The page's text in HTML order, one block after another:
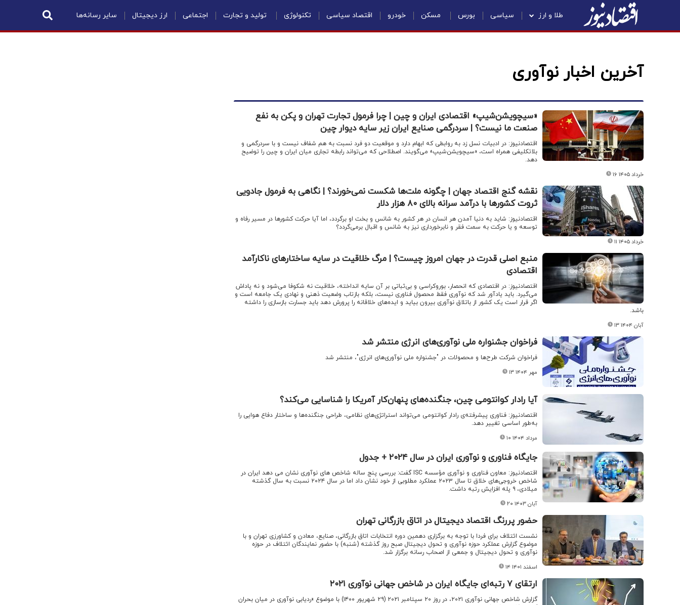
طلا و ارز سیاسی بورس مسکن خودرو اقتصاد سیاسی تکنولوژی تولید و تجارت اجتماعی ارز دیجیتال سایر رسانه‌ها
آخرین اخبار نوآوری
«سیچویشن‌شیپ» اقتصادی ایران و چین | چرا فرمول تجارت تهران و پکن به نفع
صنعت ما نیست؟ | سردرگمی صنایع ایران زیر سایه دیوار چین
اقتصادنیوز: در ادبیات نسل زد به روابطی که ابهام دارد و موقعیت دو فرد نسبت به هم شفاف نیست و با سردرگمی و
بلاتکلیفی همراه است، «سیچویشن‌شیپ» می‌گویند. اصطلاحی که می‌تواند رابطه تجاری میان ایران و چین را توضیح
دهد.
۱۶ خرداد ۱۴۰۵
نقشه گنج اقتصاد جهان | چگونه ملت‌ها شکست نمی‌خورند؟ | نگاهی به فرمول جادویی
ثروت کشورها با درآمد سرانه بالای ۸۰ هزار دلار
اقتصادنیوز: شاید به دنیا آمدن هر انسان در هر کشور به شانس و بخت او برگردد، اما آیا حرکت کشورها در مسیر رفاه و
توسعه و یا حرکت به سمت فقر و نابرخورداری نیز به شانس و اقبال برمی‌گردد؟
۱۱ خرداد ۱۴۰۵
منبع اصلی قدرت در جهان امروز چیست؟ | مرگ خلاقیت در سایه ساختارهای ناکارآمد
اقتصادی
اقتصادنیوز: در اقتصادی که انحصار، بوروکراسی و بی‌ثباتی بر آن سایه انداخته، خلاقیت نه شکوفا می‌شود و نه پاداش
می‌گیرد. باید یادآور شد که نوآوری فقط محصول فناوری نیست، بلکه بازتاب وضعیت ذهنی و نهادی یک جامعه است و
اگر قرار است یک کشور از باتلاق نوآوری بیرون بیاید و ایده‌های خلاقانه را پرورش دهد باید جسارت بازسازی را داشته
باشد.
۱۳ آبان ۱۴۰۴
فراخوان جشنواره ملی نوآوری‌های انرژی منتشر شد
فراخوان شرکت طرح‌ها و محصولات در "جشنواره ملی نوآوری‌های انرژی"، منتشر شد
۱۳ مهر ۱۴۰۴
آیا رادار کوانتومی چین، جنگند‌ه‌های پنهان‌کار آمریکا را شناسایی می‌کند؟
اقتصادنیوز: فناوری پیشرفته‌ی رادار کوانتومی می‌تواند استراتژی‌های نظامی، طراحی جنگنده‌ها و ساختار دفاع هوایی را
به‌طور اساسی تغییر دهد.
۱۰ مرداد ۱۴۰۴
جایگاه فناوری و نوآوری ایران در سال ۲۰۲۴ + جدول
اقتصادنیوز: معاون فناوری و نوآوری مؤسسه ISC گفت: بررسی پنج ساله شاخص های نوآوری نشان می دهد ایران در
شاخص خروجی‌های خلاق تا سال ۲۰۲۳ عملکرد مطلوبی از خود نشان داد اما در سال ۲۰۲۴ نسبت به سال گذشته
میلادی، ۹ پله افزایش رتبه داشت.
۲۰ آبان ۱۴۰۳
حضور پررنگ اقتصاد دیجیتال در اتاق بازرگانی تهران
نشست ائتلاف برای فردا با توجه به برگزاری دهمین دوره انتخابات اتاق بازرگانی، صنایع، معادن و کشاورزی تهران و با
موضوع گزارش عملکرد حوزه نوآوری و تحول دیجیتال صبح روز گذشته (شنبه) با حضور نمایندگان ائتلاف در حوزه
نوآوری و تحول دیجیتال و جمعی از اصحاب رسانه برگزار شد.
۱۴ اسفند ۱۴۰۱
ارتقای ۷ رتبه‌ای جایگاه ایران در شاخص جهانی نوآوری ۲۰۲۱
گزارش شاخص جهانی نوآوری ۲۰۲۱، در روز ۲۰ سپتامبر ۲۰۲۱ (۲۹ شهریور ۱۴۰۰) با موضوع «ردیابی نوآوری در میان بحران